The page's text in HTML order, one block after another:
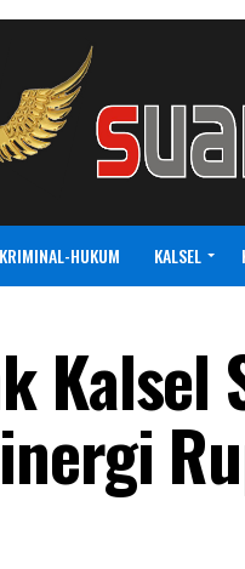
KRIMINAL-HUKUM KALSEL
Kalsel